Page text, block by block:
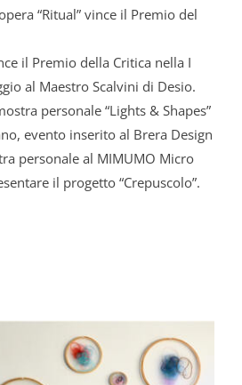
“Ritual” vince il Premio del
il Premio della Critica nella I
al Maestro Scalvini di Desio.
personale “Lights & Shapes”
evento inserito al Brera Design
personale al MIMUMO Micro
il progetto “Crepuscolo”.